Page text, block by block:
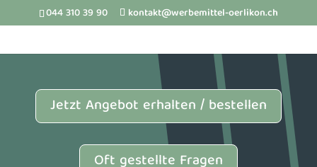
044 310 39 90 kontakt@werbemittel-oerlikon.ch
Jetzt Angebot erhalten / bestellen
Oft gestellte Fragen